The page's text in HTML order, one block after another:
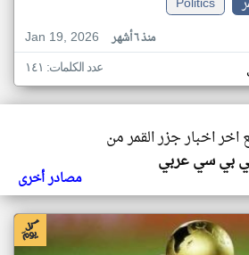
Jan 19, 2026
منذ ٦ أشهر
عدد الكلمات: ١٤١
اخر اخبار جزر القمر من
بي سي عربي
مصادر أخرى